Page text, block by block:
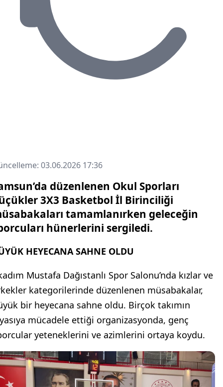
03.06.2026 17:36
düzenlenen Okul Sporları
3X3 Basketbol İl Birinciliği
tamamlanırken geleceğin
hünerlerini sergiledi.
HEYECANA SAHNE OLDU
Mustafa Dağıstanlı Spor Salonu’nda kızlar ve
kategorilerinde düzenlenen müsabakalar,
bir heyecana sahne oldu. Birçok takımın
mücadele ettiği organizasyonda, genç
yeteneklerini ve azimlerini ortaya koydu.